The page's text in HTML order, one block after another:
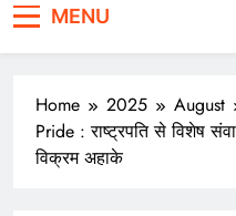
MENU
Home 2025 August
Pride : राष्ट्रपति से विशेष
विक्रम अहाके